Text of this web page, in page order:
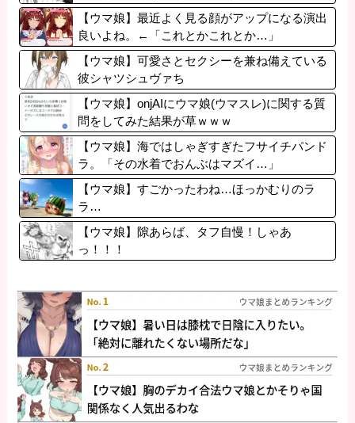
【ウマ娘】最近よく見る顔がアップになる演出
良いよね。←「これとかこれとか…」
【ウマ娘】可愛さとセクシーを兼ね備えている
彼シャツシュヴァち
【ウマ娘】onjAIにウマ娘(ウマスレ)に関する質
問をしてみた結果が草ｗｗｗ
【ウマ娘】海ではしゃぎすぎたフサイチパンド
ラ。「その水着でおんぶはマズイ…」
【ウマ娘】すごかったわね…ほっかむりのラ
ラ…
【ウマ娘】隙あらば、タフ自慢！しゃあ
っ！！！